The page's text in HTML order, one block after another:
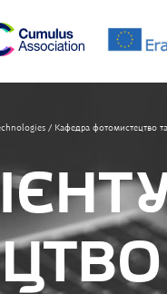
/ Кафедра фотомистецтво та